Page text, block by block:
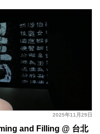
2025年11月29日
and Filling @ 台北